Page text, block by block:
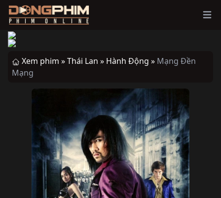
Xem phim »Thái Lan » Hành Động » Mạng Đền
Mạng